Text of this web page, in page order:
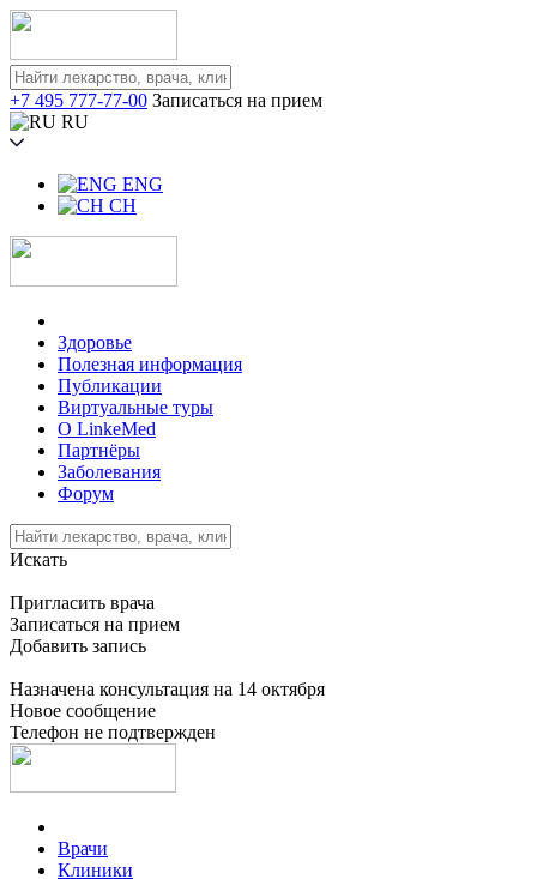
+7 495 777-77-00 Записаться на прием
RU
ENG
CH
Здоровье
Полезная информация
Публикации
Виртуальные туры
О LinkeMed
Партнёры
Заболевания
Форум
Искать
Пригласить врача
Записаться на прием
Добавить запись
Назначена консультация на 14 октября
Новое сообщение
Телефон не подтвержден
Врачи
Клиники